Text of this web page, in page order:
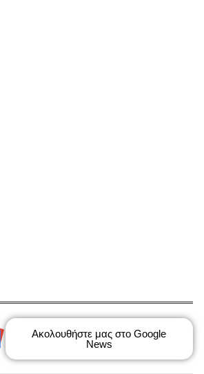
Ακολουθήστε μας στο Google
News